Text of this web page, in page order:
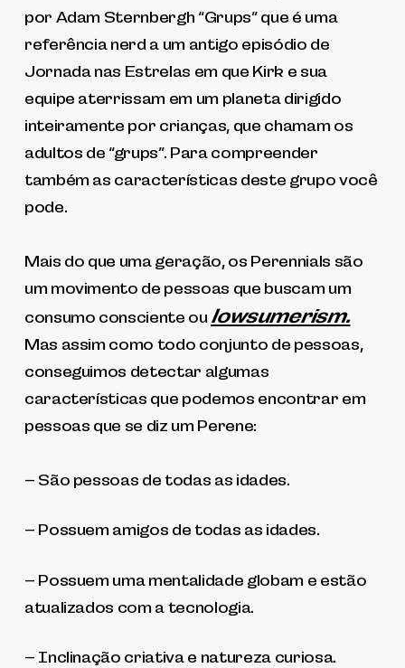
por Adam Sternbergh “Grups” que é uma
referência nerd a um antigo episódio de
Jornada nas Estrelas em que Kirk e sua
equipe aterrissam em um planeta dirigido
inteiramente por crianças, que chamam os
adultos de “grups”. Para compreender
também as características deste grupo você
pode.
Mais do que uma geração, os Perennials são
um movimento de pessoas que buscam um
consumo consciente ou lowsumerism.
Mas assim como todo conjunto de pessoas,
conseguimos detectar algumas
características que podemos encontrar em
pessoas que se diz um Perene:
– São pessoas de todas as idades.
– Possuem amigos de todas as idades.
– Possuem uma mentalidade globam e estão
atualizados com a tecnologia.
– Inclinação criativa e natureza curiosa.